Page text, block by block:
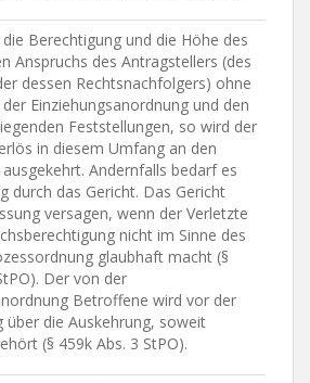
die Berechtigung und die Höhe des
Anspruchs des Antragstellers (des
dessen Rechtsnachfolgers) ohne
Einziehungsanordnung und den
Feststellungen, so wird der
in diesem Umfang an den
Andernfalls bedarf es
durch das Gericht. Das Gericht
versagen, wenn der Verletzte
nicht im Sinne des
glaubhaft macht (§
Der von der
Betroffene wird vor der
über die Auskehrung, soweit
(§ 459k Abs. 3 StPO).